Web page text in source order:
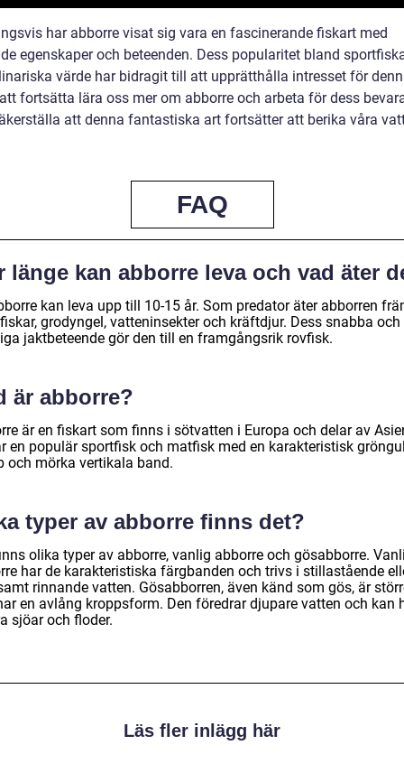
har abborre visat sig vara en fascinerande fiskart med
egenskaper och beteenden. Dess popularitet bland
värde har bidragit till att upprätthålla intresset för
fortsätta lära oss mer om abborre och arbeta för dess
att denna fantastiska art fortsätter att berika våra
FAQ
länge kan abborre leva och vad äter
kan leva upp till 10-15 år. Som predator äter abborren
grodyngel, vatteninsekter och kräftdjur. Dess snabba och
jaktbeteende gör den till en framgångsrik rovfisk.
är abborre?
är en fiskart som finns i sötvatten i Europa och delar av
en populär sportfisk och matfisk med en karakteristisk
och mörka vertikala band.
typer av abborre finns det?
olika typer av abborre, vanlig abborre och gösabborre.
har de karakteristiska färgbanden och trivs i stillastående
rinnande vatten. Gösabborren, även känd som gös, är
en avlång kroppsform. Den föredrar djupare vatten och kan
sjöar och floder.
Läs fler inlägg här